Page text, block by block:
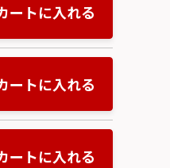
ートに入れる
ートに入れる
ートに入れる